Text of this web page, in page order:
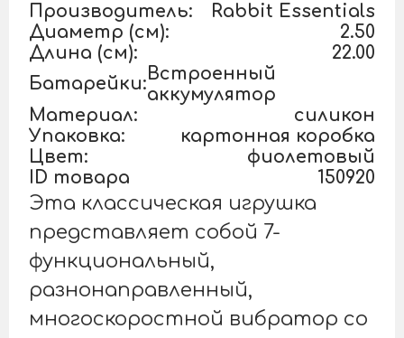
Производитель:
Rabbit Essentials
Диаметр (см):
2.50
Длина (см):
22.00
Батарейки:
Встроенный
аккумулятор
Материал:
силикон
Упаковка:
картонная коробка
Цвет:
фиолетовый
ID товара
150920
Эта классическая игрушка
представляет собой 7-
функциональный,
разнонаправленный,
многоскоростной вибратор со